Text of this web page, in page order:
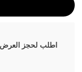
اطلب لحجز العرض